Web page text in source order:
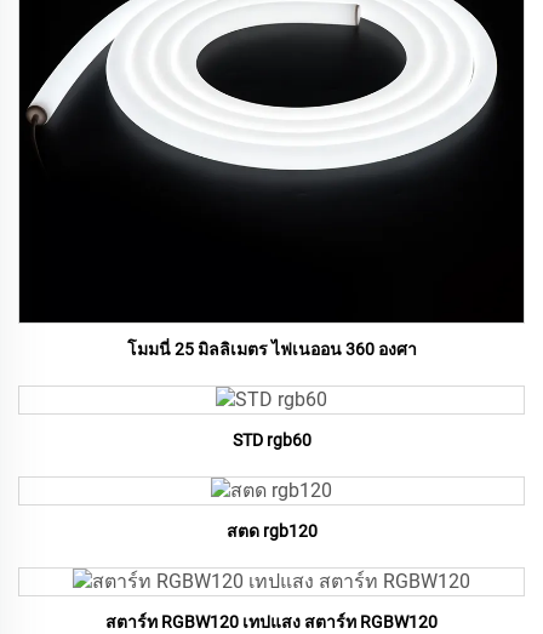
โมมนี่ 25 มิลลิเมตร ไฟเนออน 360 องศา
STD rgb60
สตด rgb120
สตาร์ท RGBW120 เทปแสง สตาร์ท RGBW120